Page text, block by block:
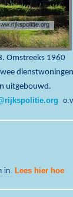
Omstreeks 1960
dienstwoningen
uitgebouwd.
in. Lees hier hoe